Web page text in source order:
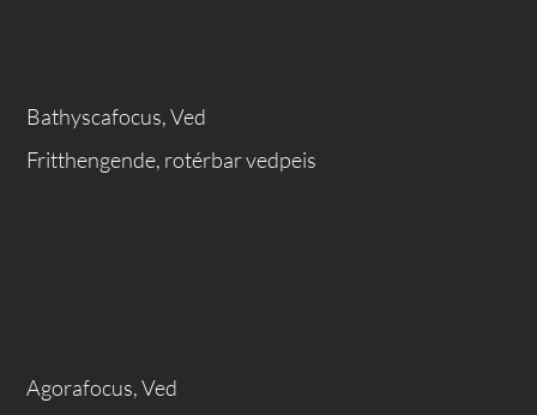
Bathyscafocus, Ved
Fritthengende, rotérbar vedpeis
Agorafocus, Ved